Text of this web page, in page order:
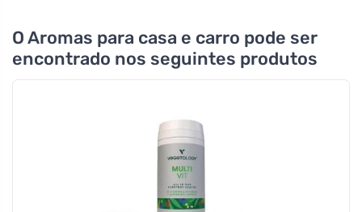
O Aromas para casa e carro pode ser
encontrado nos seguintes produtos